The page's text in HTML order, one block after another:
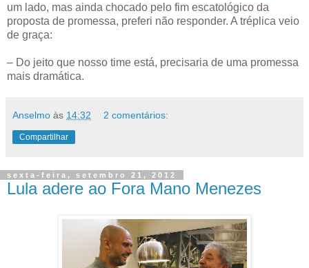
um lado, mas ainda chocado pelo fim escatológico da
proposta de promessa, preferi não responder. A tréplica veio
de graça:
– Do jeito que nosso time está, precisaria de uma promessa
mais dramática.
Anselmo às 14:32 2 comentários:
Compartilhar
sexta-feira, setembro 21, 2012
Lula adere ao Fora Mano Menezes